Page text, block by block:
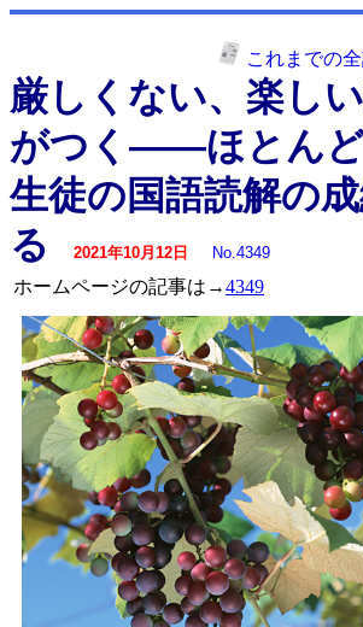
これまでの
厳しくない、楽し
がつく――ほとん
生徒の国語読解の
る
2021年10月12日 No.4349
ホームページの記事は→4349